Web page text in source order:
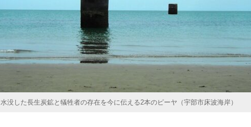
水没した長生炭鉱と犠牲者の存在を今に伝える2本のピーヤ（宇部市床波海岸）